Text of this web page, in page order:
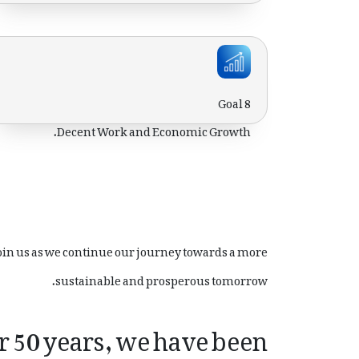
Goal 8
Decent Work and Economic Growth.
us as we continue our journey towards a more
sustainable and prosperous tomorrow.
years, we have been